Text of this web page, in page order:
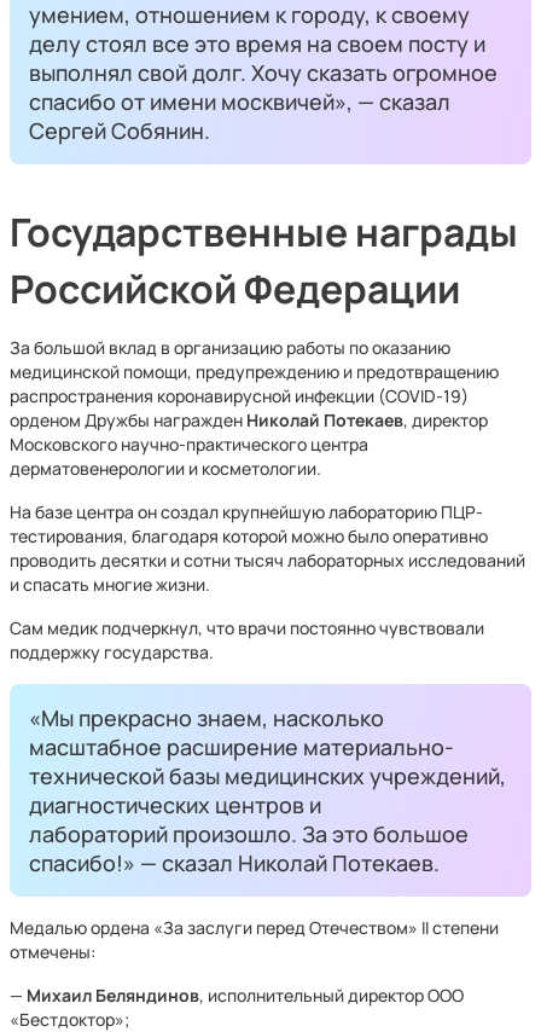
умением, отношением к городу, к своему
делу стоял все это время на своем посту и
выполнял свой долг. Хочу сказать огромное
спасибо от имени москвичей», — сказал
Сергей Собянин.
Государственные награды
Российской Федерации
За большой вклад в организацию работы по оказанию
медицинской помощи, предупреждению и предотвращению
распространения коронавирусной инфекции (COVID-19)
орденом Дружбы награжден Николай Потекаев, директор
Московского научно-практического центра
дерматовенерологии и косметологии.
На базе центра он создал крупнейшую лабораторию ПЦР-
тестирования, благодаря которой можно было оперативно
проводить десятки и сотни тысяч лабораторных исследований
и спасать многие жизни.
Сам медик подчеркнул, что врачи постоянно чувствовали
поддержку государства.
«Мы прекрасно знаем, насколько
масштабное расширение материально-
технической базы медицинских учреждений,
диагностических центров и
лабораторий произошло. За это большое
спасибо!» — сказал Николай Потекаев.
Медалью ордена «За заслуги перед Отечеством» II степени
отмечены:
— Михаил Беляндинов, исполнительный директор ООО
«Бестдоктор»;